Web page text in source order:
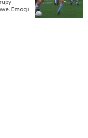
Emocji